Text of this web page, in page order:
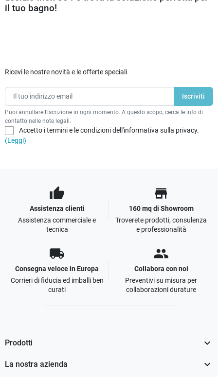
il tuo bagno!
Ricevi le nostre novità e le offerte speciali
Puoi annullare l'iscrizione in ogni momento. A questo scopo, cerca le info di
contatto nelle note legali.
Accetto i termini e le condizioni dell'informativa sulla privacy.
(Leggi)
thumb_up
Assistenza clienti
Assistenza commerciale e
tecnica
store
160 mq di Showroom
Troverete prodotti, consulenza
e professionalità
local_shipping
Consegna veloce in Europa
Corrieri di fiducia ed imballi ben
curati
people
Collabora con noi
Preventivi su misura per
collaborazioni durature
Prodotti 
La nostra azienda 